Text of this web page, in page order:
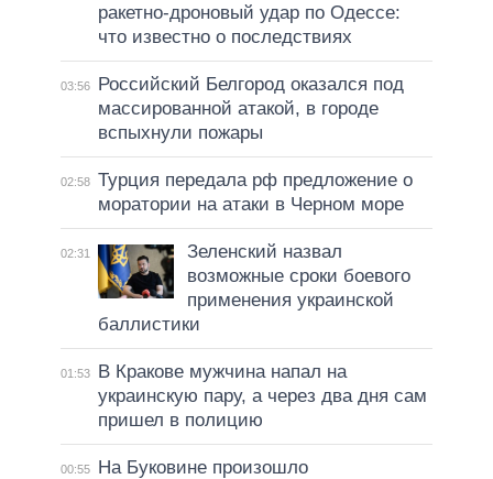
ракетно-дроновый удар по Одессе:
что известно о последствиях
03:56
Российский Белгород оказался под
массированной атакой, в городе
вспыхнули пожары
02:58 Турция передала рф предложение о
моратории на атаки в Черном море
02:31
Зеленский назвал
возможные сроки боевого
применения украинской
баллистики
01:53
В Кракове мужчина напал на
украинскую пару, а через два дня сам
пришел в полицию
00:55
На Буковине произошло